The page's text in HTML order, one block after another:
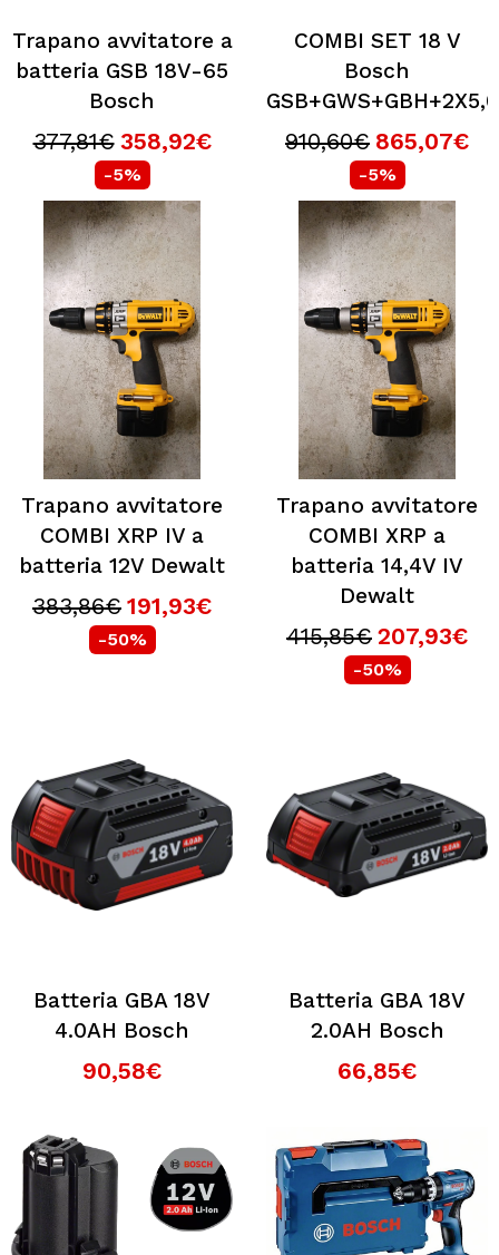
Trapano avvitatore a
batteria GSB 18V-65
Bosch
377,81€ 358,92€
-5%
COMBI SET 18 V
Bosch
910,60€ 865,07€
-5%
Trapano avvitatore
COMBI XRP IV a
batteria 12V Dewalt
383,86€ 191,93€
-50%
Trapano avvitatore
COMBI XRP a
batteria 14,4V IV
Dewalt
415,85€ 207,93€
-50%
Batteria GBA 18V
4.0AH Bosch
90,58€
Batteria GBA 18V
2.0AH Bosch
66,85€